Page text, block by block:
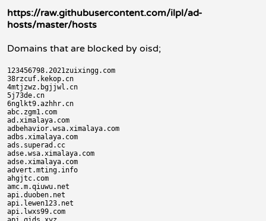
https://raw.githubusercontent.com/ilpl/ad-
hosts/master/hosts
Domains that are blocked by oisd;
123456798.2021zuixingg.com
38rzcuf.kekop.cn
4mtjzwz.bgjjwl.cn
5j73de.cn
6nglkt9.azhhr.cn
abc.zgm1.com
ad.ximalaya.com
adbehavior.wsa.ximalaya.com
adbs.ximalaya.com
ads.superad.cc
adse.wsa.ximalaya.com
adse.ximalaya.com
advert.mting.info
ahgjtc.com
amc.m.qiuwu.net
api.duoben.net
api.lewen123.net
api.lwxs99.com